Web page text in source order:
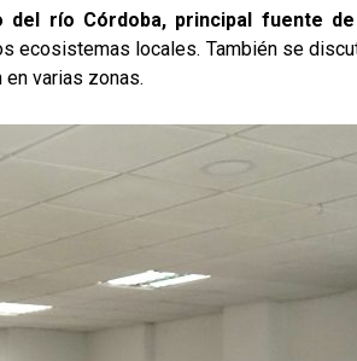
río Córdoba, principal fuente
ecosistemas locales. También se
varias zonas.